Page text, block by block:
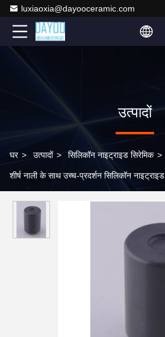
luxiaoxia@dayooceramic.com
उत्पादों
घर > उत्पादों > सिलिकॉन नाइट्राइड सिरेमिक >
शीर्ष नाली के साथ उच्च-प्रदर्शन सिलिकॉन